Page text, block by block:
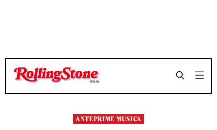
TEMPO DI LETTURA 3 MINUTI SHARE
TEMPO DI LETTURA 3 MINUTI SHARE
ANTEPRIME MUSICA